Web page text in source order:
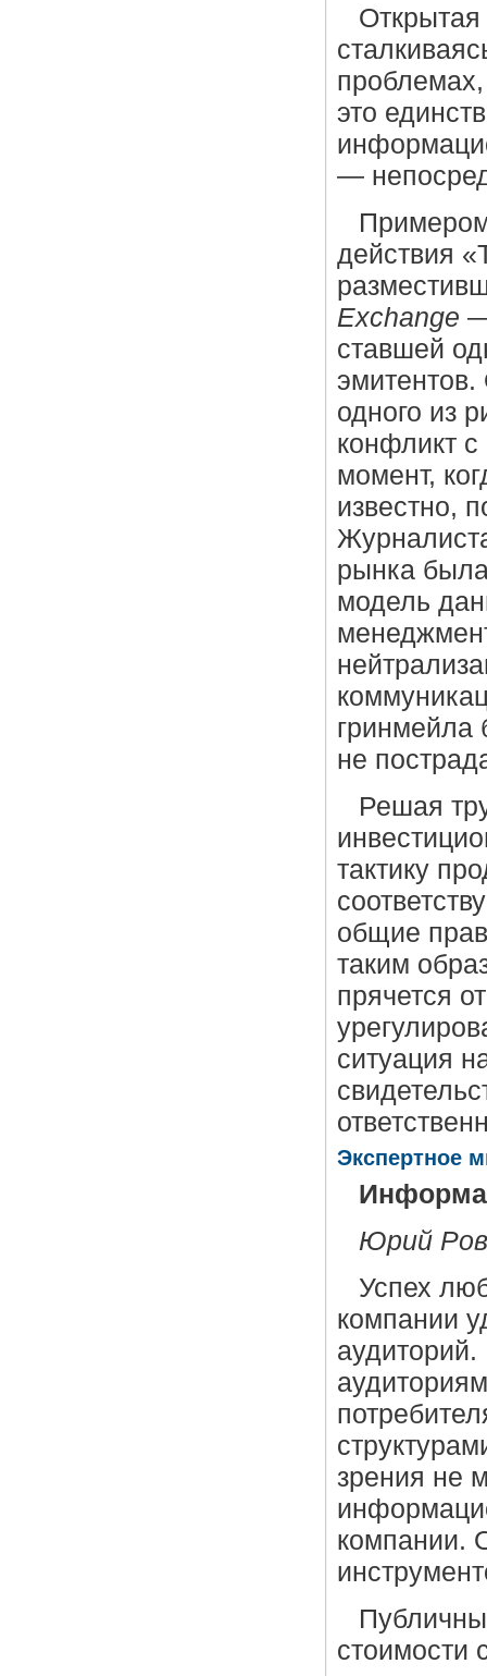
Открытая
это
—
Примером
действия
Exchange
ставшей
одного из
конфликт
момент,
известно,
рынка
модель
гринмейла
не
Решая
тактику
общие
таким
прячется
ситуация
Экспертное
Юрий
Успех
компании
зрения не
компании.
стоимости